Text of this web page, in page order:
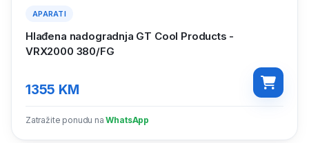
APARATI
Hlađena nadogradnja GT Cool Products -
VRX2000 380/FG
1355 KM
Zatražite ponudu na WhatsApp